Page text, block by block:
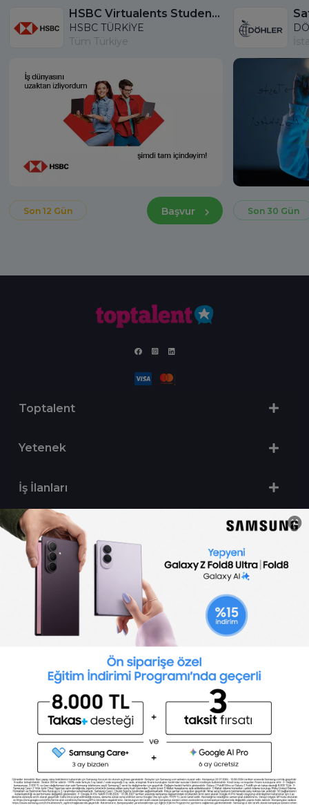
HSBC Virtualents Student Program bu sene de devam ediyor!
HSBC TÜRKİYE
Tüm Türkiye
Son 12 Gün Başvur Son 30 Gün
Toptalent
Yetenek
İş İlanları
Sertifika Programları
Yetenek Testleri
Toptalent Marka ve İnsan Kaynakları Danışmanlığı Limited Şirketi Özel İstihdam Bürosu
Olarak 11 / 11 / 2024 - 10 / 11 / 2027 tarihleri arasında faaliyette bulunmak üzere, Türkiye İş
Kurumu tarafından 05.11.2024 tarih ve 16998526 sayılı karar uyarınca 1251 nolu belge ile faaliyet
göstermektedir.Toptalent İş İlanları için tıklayın. 4904 sayılı kanun uyarınca iş arayanlardan
ücret alınmayacak ve menfaat temin edilmeyecektir.
Türkiye İş Kurumu İstanbul İl Müdürlüğü: 0 212 249 29 87 | Türkiye iş Kurumu İstanbul Çalışma
ve İş Kurumu Bahçelievler Hizmet Merkezi
Toptalent 2026 © Tüm Hakları Saklıdır.